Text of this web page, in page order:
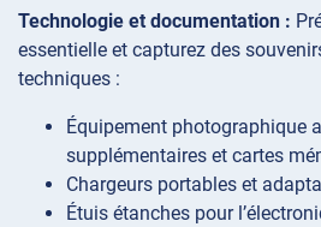
Technologie et documentation :
essentielle et capturez des
techniques :
Équipement photographique
supplémentaires et cartes
Chargeurs portables et
Étuis étanches pour